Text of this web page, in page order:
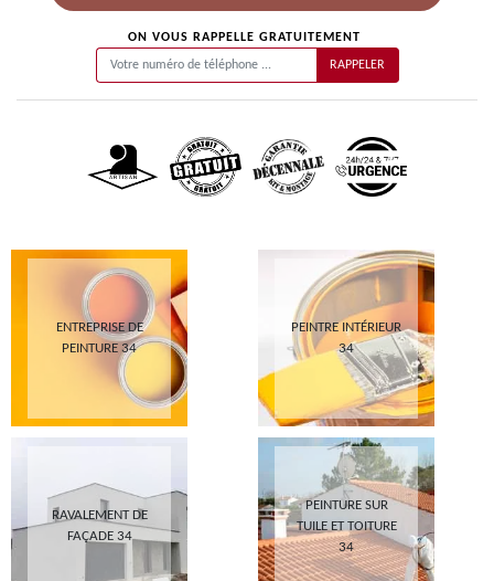
ON VOUS RAPPELLE GRATUITEMENT
ENTREPRISE DE
PEINTURE 34
PEINTRE INTÉRIEUR
34
RAVALEMENT DE
FAÇADE 34
PEINTURE SUR
TUILE ET TOITURE
34